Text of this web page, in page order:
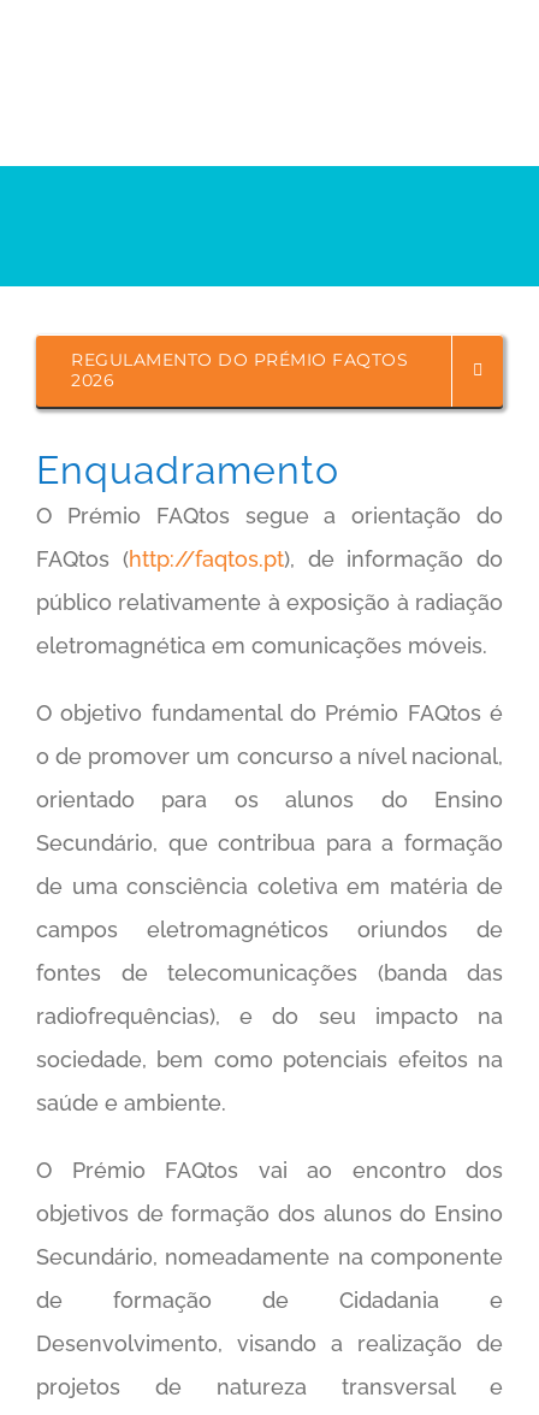
REGULAMENTO DO PRÉMIO FAQTOS
2026
Enquadramento
O Prémio FAQtos segue a orientação do
FAQtos (http://faqtos.pt), de informação do
público relativamente à exposição à radiação
eletromagnética em comunicações móveis.
O objetivo fundamental do Prémio FAQtos é
o de promover um concurso a nível nacional,
orientado para os alunos do Ensino
Secundário, que contribua para a formação
de uma consciência coletiva em matéria de
campos eletromagnéticos oriundos de
fontes de telecomunicações (banda das
radiofrequências), e do seu impacto na
sociedade, bem como potenciais efeitos na
saúde e ambiente.
O Prémio FAQtos vai ao encontro dos
objetivos de formação dos alunos do Ensino
Secundário, nomeadamente na componente
de formação de Cidadania e
Desenvolvimento, visando a realização de
projetos de natureza transversal e